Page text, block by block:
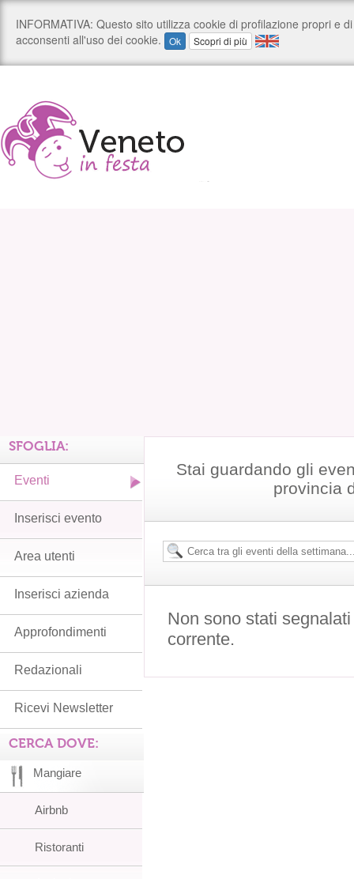
Stai guardando gli
provincia
Non sono stati
corrente.
SFOGLIA:
Eventi
Inserisci evento
Area utenti
Inserisci azienda
Approfondimenti
Redazionali
Ricevi Newsletter
CERCA DOVE:
Mangiare
Airbnb
Ristoranti